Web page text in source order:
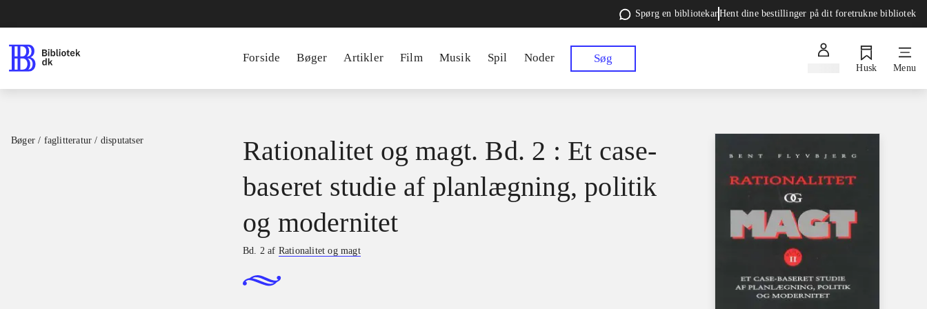
Spørg en bibliotekarHent dine bestillinger på dit foretrukne bibliotek
Forside Bøger Artikler Film Musik Spil Noder Søg
Husk Menu
Bøger / faglitteratur / disputatser
Rationalitet og magt. Bd. 2 : Et case-
baseret studie af planlægning, politik
og modernitet
Bd. 2 af Rationalitet og magt